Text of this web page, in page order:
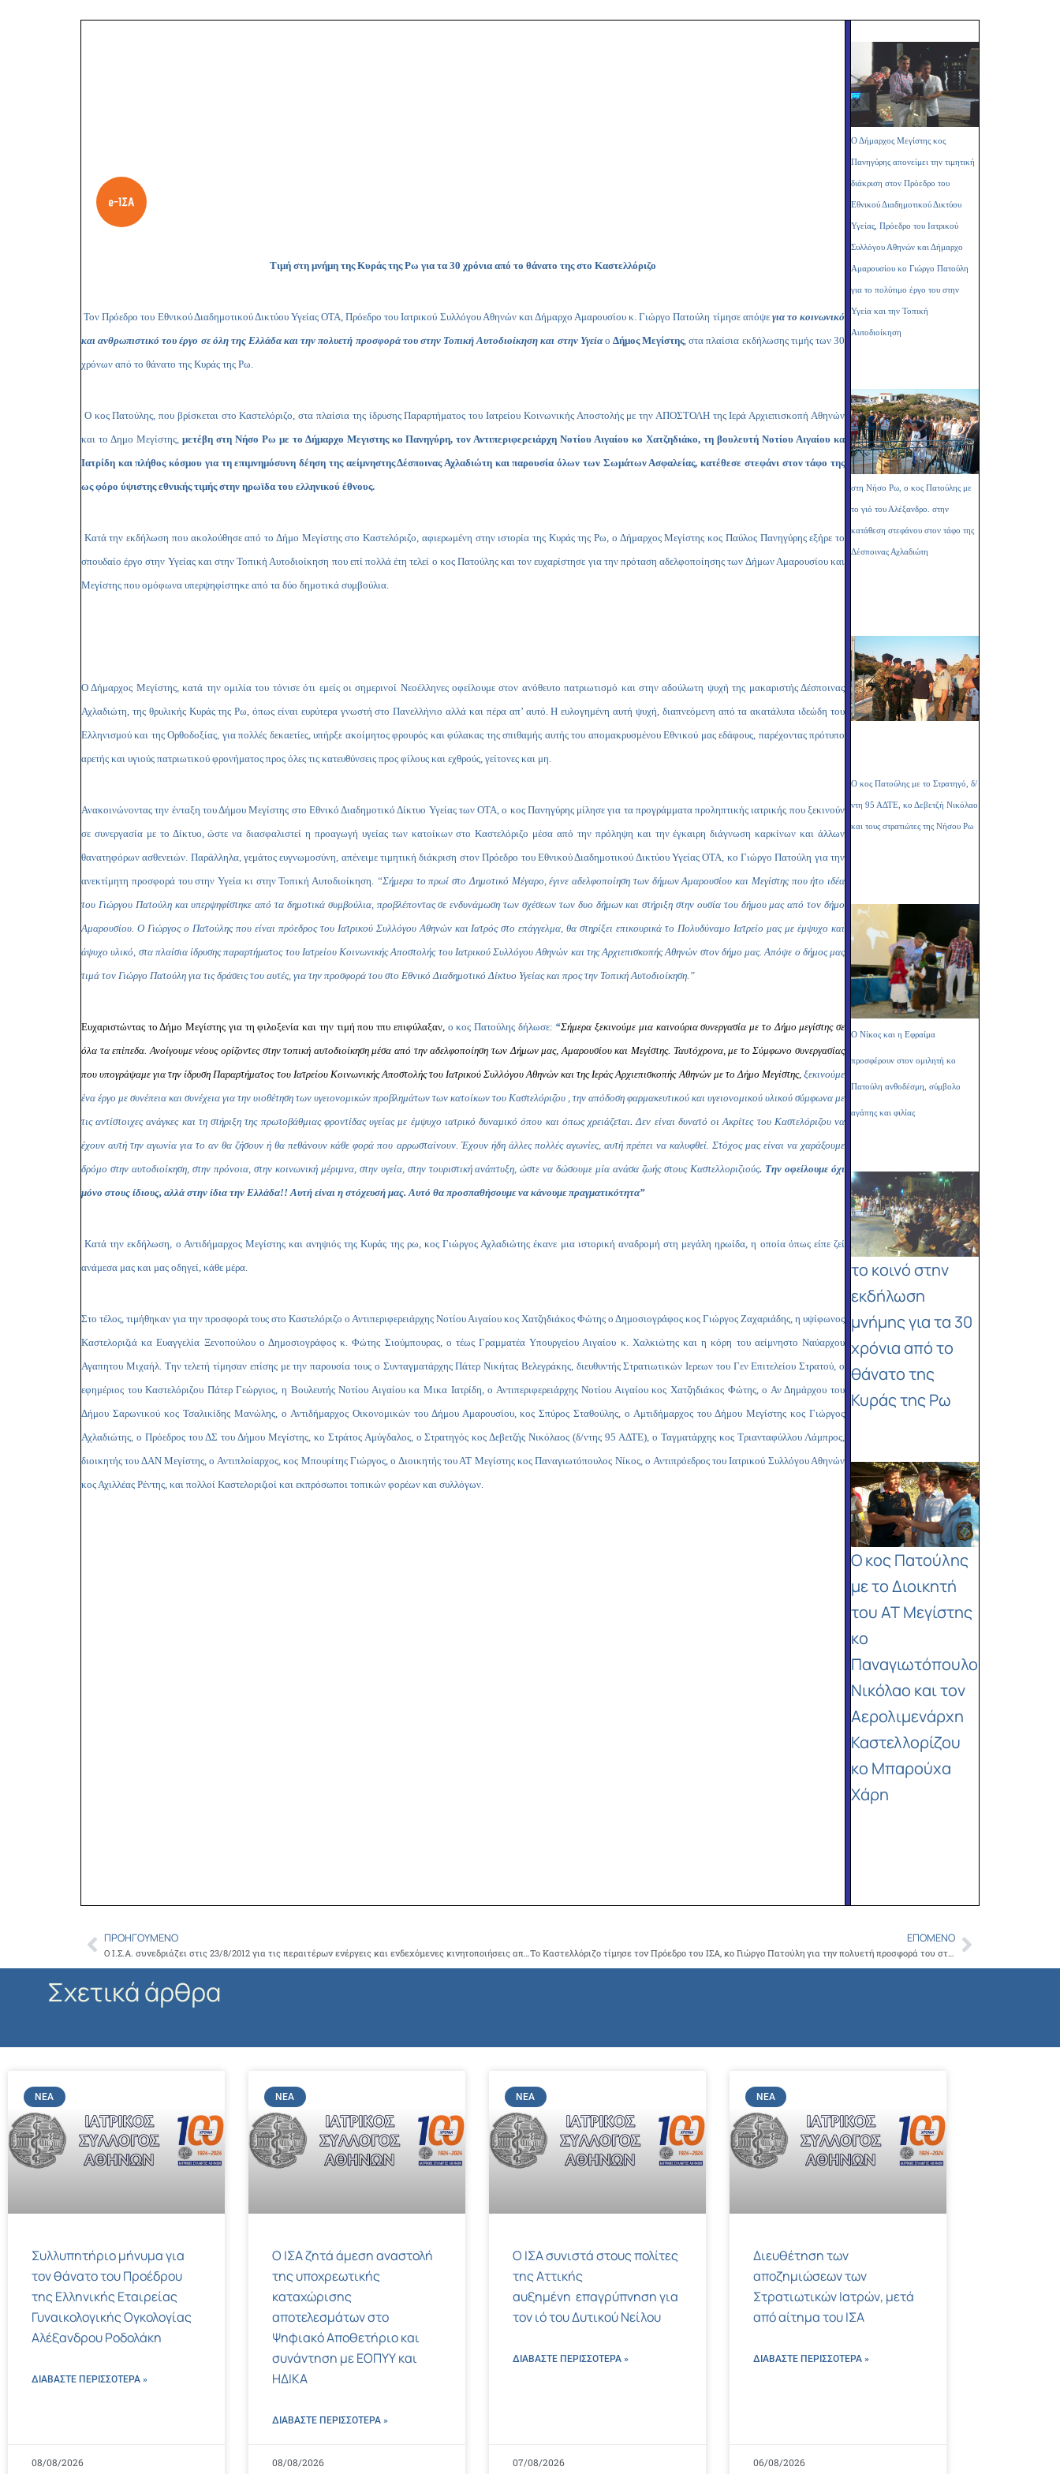
Τιμή στη μνήμη της Κυράς της Ρω για τα 30 χρόνια από το θάνατο της στο Καστελλόριζο
Τον Πρόεδρο του Εθνικού Διαδημοτικού Δικτύου Υγείας ΟΤΑ, Πρόεδρο του Ιατρικού Συλλόγου Αθηνών και Δήμαρχο Αμαρουσίου κ. Γιώργο Πατούλη τίμησε απόψε για το κοινωνικό
και ανθρωπιστικό του έργο σε όλη της Ελλάδα και την πολυετή προσφορά του στην Τοπική Αυτοδιοίκηση και στην Υγείαο Δήμος Μεγίστης, στα πλαίσια εκδήλωσης τιμής των 30
χρόνων από το θάνατο της Κυράς της Ρω.
Ο κος Πατούλης, που βρίσκεται στο Καστελόριζο, στα πλαίσια της ίδρυσης Παραρτήματος του Ιατρείου Κοινωνικής Αποστολής με την ΑΠΟΣΤΟΛΗ της Ιερά Αρχιεπισκοπή Αθηνών
και το Δημο Μεγίστης, μετέβη στη Νήσο Ρω με το Δήμαρχο Μεγιστης κο Πανηγύρη, τον Αντιπεριφερειάρχη Νοτίου Αιγαίου κο Χατζηδιάκο, τη βουλευτή Νοτίου Αιγαίου κα
Ιατρίδη και πλήθος κόσμου για τη επιμνημόσυνη δέηση της αείμνηστης Δέσποινας Αχλαδιώτη και παρουσία όλων των Σωμάτων Ασφαλείας, κατέθεσε στεφάνι στον τάφο της
ως φόρο ύψιστης εθνικής τιμής στην ηρωϊδα του ελληνικού έθνους.
Κατά την εκδήλωση που ακολούθησε από το Δήμο Μεγίστης στο Καστελόριζο, αφιερωμένη στην ιστορία της Κυράς της Ρω, ο Δήμαρχος Μεγίστης κος Παύλος Πανηγύρης εξήρε το
σπουδαίο έργο στην Υγείας και στην Τοπική Αυτοδιοίκηση που επί πολλά έτη τελεί ο κος Πατούλης και τον ευχαρίστησε για την πρόταση αδελφοποίησης των Δήμων Αμαρουσίου και
Μεγίστης που ομόφωνα υπερψηφίστηκε από τα δύο δημοτικά συμβούλια.
Ο Δήμαρχος Μεγίστης, κατά την ομιλία του τόνισε ότι εμείς οι σημερινοί Νεοέλληνες οφείλουμε στον ανόθευτο πατριωτισμό και στην αδούλωτη ψυχή της μακαριστής Δέσποινας
Αχλαδιώτη, της θρυλικής Κυράς της Ρω, όπως είναι ευρύτερα γνωστή στο Πανελλήνιο αλλά και πέρα απ’ αυτό. Η ευλογημένη αυτή ψυχή, διαπνεόμενη από τα ακατάλυτα ιδεώδη του
Ελληνισμού και της Ορθοδοξίας, για πολλές δεκαετίες, υπήρξε ακοίμητος φρουρός και φύλακας της σπιθαμής αυτής του απομακρυσμένου Εθνικού μας εδάφους, παρέχοντας πρότυπο
αρετής και υγιούς πατριωτικού φρονήματος προς όλες τις κατευθύνσεις προς φίλους και εχθρούς, γείτονες και μη.
Ανακοινώνοντας την ένταξη του Δήμου Μεγίστης στο Εθνικό Διαδημοτικό Δίκτυο Υγείας των ΟΤΑ, ο κος Πανηγύρης μίλησε για τα προγράμματα προληπτικής ιατρικής που ξεκινούν
σε συνεργασία με το Δίκτυο, ώστε να διασφαλιστεί η προαγωγή υγείας των κατοίκων στο Καστελόριζο μέσα από την πρόληψη και την έγκαιρη διάγνωση καρκίνων και άλλων
θανατηφόρων ασθενειών. Παράλληλα, γεμάτος ευγνωμοσύνη, απένειμε τιμητική διάκριση στον Πρόεδρο του Εθνικού Διαδημοτικού Δικτύου Υγείας ΟΤΑ, κο Γιώργο Πατούλη για την
ανεκτίμητη προσφορά του στην Υγεία κι στην Τοπική Αυτοδιοίκηση.
“Σήμερα το πρωί στο Δημοτικό Μέγαρο, έγινε αδελφοποίηση των δήμων Αμαρουσίου και Μεγίστης που ήτο ιδέα
του Γιώργου Πατούλη και υπερψηφίστηκε από τα δημοτικά συμβούλια, προβλέποντας σε ενδυνάμωση των σχέσεων των δυο δήμων και στήριξη στην ουσία του δήμου μας από τον δήμο
Αμαρουσίου. Ο Γιώργος ο Πατούλης που είναι πρόεδρος του Ιατρικού Συλλόγου Αθηνών και Ιατρός στο επάγγελμα, θα στηρίξει επικουρικά το Πολυδύναμο Ιατρείο μας με έμψυχο και
άψυχο υλικό, στα πλαίσια ίδρυσης παραρτήματος του Ιατρείου Κοινωνικής Αποστολής του Ιατρικού Συλλόγου Αθηνών και της Αρχιεπισκοπής Αθηνών στον δήμο μας. Απόψε ο δήμος μας
τιμά τον Γιώργο Πατούλη για τις δράσεις του αυτές, για την προσφορά του στο Εθνικό Διαδημοτικό Δίκτυο Υγείας και προς την Τοπική Αυτοδιοίκηση.”
Ευχαριστώντας το Δήμο Μεγίστης για τη φιλοξενία και την τιμή που τπυ επιφύλαξαν, ο κος Πατούλης δήλωσε: “Σήμερα ξεκινούμε μια καινούρια συνεργασία με το Δήμο μεγίστης σε
όλα τα επίπεδα. Ανοίγουμε νέους ορίζοντες στην τοπική αυτοδιοίκηση μέσα από την αδελφοποίηση των Δήμων μας, Αμαρουσίου και Μεγίστης. Ταυτόχρονα, με το Σύμφωνο συνεργασίας
που υπογράψαμε για την ίδρυση Παραρτήματος του Ιατρείου Κοινωνικής Αποστολής του Ιατρικού Συλλόγου Αθηνών και της Ιεράς Αρχιεπισκοπής Αθηνών με το Δήμο Μεγίστης, ξεκινούμε
ένα έργο με συνέπεια και συνέχεια για την υιοθέτηση των υγειονομικών προβλημάτων των κατοίκων του Καστελόριζου , την απόδοση φαρμακευτικού και υγειονομικού υλικού σύμφωνα με
τις αντίστοιχες ανάγκες και τη στήριξη της πρωτοβάθμιας φροντίδας υγείας με έμψυχο ιατρικό δυναμικό όπου και όπως χρειάζεται .Δεν είναι δυνατό οι Ακρίτες του Καστελόριζου να
έχουν αυτή την αγωνία για το αν θα ζήσουν ή θα πεθάνουν κάθε φορά που αρρωσταίνουν. Έχουν ήδη άλλες πολλές αγωνίες, αυτή πρέπει να καλυφθεί. Στόχος μας είναι να χαράξουμε
δρόμο στην αυτοδιοίκηση, στην πρόνοια, στην κοινωνική μέριμνα, στην υγεία, στην τουριστική ανάπτυξη, ώστε να δώσουμε μία ανάσα ζωής στους Καστελλοριζιούς. Την οφείλουμε όχι
μόνο στους ίδιους, αλλά στην ίδια την Ελλάδα!! Αυτή είναι η στόχευσή μας. Αυτό θα προσπαθήσουμε να κάνουμε πραγματικότητα”
Κατά την εκδήλωση, ο Αντιδήμαρχος Μεγίστης και ανηψιός της Κυράς της ρω, κος Γιώργος Αχλαδιώτης έκανε μια ιστορική αναδρομή στη μεγάλη ηρωίδα, η οποία όπως είπε ζεί
ανάμεσα μας και μας οδηγεί, κάθε μέρα.
Στο τέλος, τιμήθηκαν για την προσφορά τους στο Καστελόριζο ο Αντιπεριφερειάρχης Νοτίου Αιγαίου κος Χατζηδιάκος Φώτης ο Δημοσιογράφος κος Γιώργος Ζαχαριάδης, η υψίφωνος
Καστελοριζιά κα Ευαγγελία Ξενοπούλου ο Δημοσιογράφος κ. Φώτης Σιούμπουρας, ο τέως Γραμματέα Υπουργείου Αιγαίου κ. Χαλκιώτης και η κόρη του αείμνηστο Ναύαρχου
Αγαπητου Μιχαήλ. Την τελετή τίμησαν επίσης με την παρουσία τους ο Συνταγματάρχης Πάτερ Νικήτας Βελεγράκης, διευθυντής Στρατιωτικών Ιερεων του Γεν Επιτελείου Στρατού, ο
εφημέριος του Καστελόριζου Πάτερ Γεώργιος, η Βουλευτής Νοτίου Αιγαίου κα Μικα Ιατρίδη, ο Αντιπεριφερειάρχης Νοτίου Αιγαίου κος Χατζηδιάκος Φώτης, ο Αν Δημάρχου του
Δήμου Σαρωνικού κος Τσαλικίδης Μανώλης, ο Αντιδήμαρχος Οικονομικών του Δήμου Αμαρουσίου, κος Σπύρος Σταθούλης, ο Αμτιδήμαρχος του Δήμου Μεγίστης κος Γιώργος
Αχλαδιώτης, ο Πρόεδρος του ΔΣ του Δήμου Μεγίστης, κο Στράτος Αμύγδαλος, ο Στρατηγός κος Δεβετζής Νικόλαος (δ/ντης 95 ΑΔΤΕ), ο Ταγματάρχης κος Τριανταφύλλου Λάμπρος,
διοικητής του ΔΑΝ Μεγίστης, ο Αντιπλοίαρχος, κος Μπουρίτης Γιώργος, ο Διοικητής του ΑΤ Μεγίστης κος Παναγιωτόπουλος Νίκος, ο Αντιπρόεδρος του Ιατρικού Συλλόγου Αθηνών
κος Αχιλλέας Ρέντης, και πολλοί Καστελοριζιοί και εκπρόσωποι τοπικών φορέων και συλλόγων.
Ο Δήμαρχος Μεγίστης κος
Πανηγύρης απονείμει την τιμητική
διάκριση στον Πρόεδρο του
Εθνικού Διαδημοτικού Δικτύου
Υγείας, Πρόεδρο του Ιατρικού
Συλλόγου Αθηνών και Δήμαρχο
Αμαρουσίου κο Γιώργο Πατούλη
για το πολύτιμο έργο του στην
Υγεία και την Τοπική
Αυτοδιοίκηση
στη Νήσο Ρω, ο κος Πατούλης με
το γιό του Αλέξανδρο. στην
κατάθεση στεφάνου στον τάφο της
Δέσποινας Αχλαδιώτη
Ο κος Πατούλης με το Στρατηγό, δ/
ντη 95 ΑΔΤΕ, κο Δεβετζή Νικόλαο
και τους στρατιώτες της Νήσου Ρω
Ο Νίκος και η Εφραίμα
προσφέρουν στον ομιλητή κο
Πατούλη ανθοδέσμη, σύμβολο
αγάπης και φιλίας
το κοινό στην
εκδήλωση
μνήμης για τα 30
χρόνια από το
θάνατο της
Κυράς της Ρω
Ο κος Πατούλης
με το Διοικητή
του ΑΤ Μεγίστης
κο
Παναγιωτόπουλο
Νικόλαο και τον
Αερολιμενάρχη
Καστελλορίζου
κο Μπαρούχα
Χάρη
Prev
ΠΡΟΗΓΟΎΜΕΝΟ ΕΠΌΜΕΝΟ
Το Καστελλόριζο τίμησε τον Πρόεδρο του ΙΣΑ, κο Γιώργο Πατούλη για την πολυετή προσφορά του στην Υγεία και την Πρόληψη. Next
Σχετικά άρθρα
ΝΈΑ
Συλλυπητήριο μήνυμα για
τον θάνατο του Προέδρου
της Ελληνικής Εταιρείας
Γυναικολογικής Ογκολογίας
Αλέξανδρου Ροδολάκη
ΔΙΑΒΑΣΤΕ ΠΕΡΙΣΣΌΤΕΡΑ »
08/08/2026
ΝΈΑ
Ο ΙΣΑ ζητά άμεση αναστολή
της υποχρεωτικής
καταχώρισης
αποτελεσμάτων στο
Ψηφιακό Αποθετήριο και
συνάντηση με ΕΟΠΥΥ και
ΗΔΙΚΑ
ΔΙΑΒΑΣΤΕ ΠΕΡΙΣΣΌΤΕΡΑ »
08/08/2026
ΝΈΑ
Ο ΙΣΑ συνιστά στους πολίτες
της Αττικής
αυξημένη επαγρύπνηση για
τον ιό του Δυτικού Νείλου
ΔΙΑΒΑΣΤΕ ΠΕΡΙΣΣΌΤΕΡΑ »
07/08/2026
ΝΈΑ
Διευθέτηση των
αποζημιώσεων των
Στρατιωτικών Ιατρών, μετά
από αίτημα του ΙΣΑ
ΔΙΑΒΑΣΤΕ ΠΕΡΙΣΣΌΤΕΡΑ »
06/08/2026